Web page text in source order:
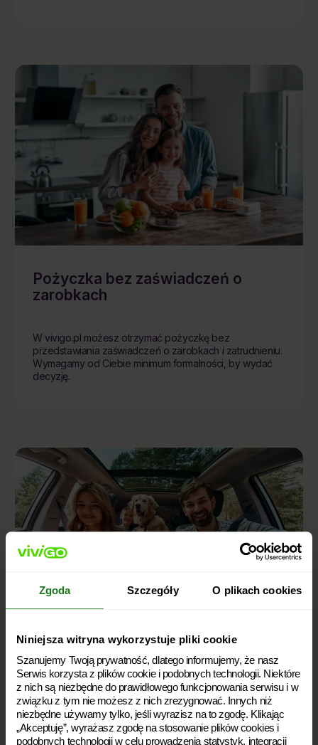
Zgoda Szczegóły O plikach cookies
Niniejsza witryna wykorzystuje pliki cookie
Szanujemy Twoją prywatność, dlatego informujemy, że nasz
Serwis korzysta z plików cookie i podobnych technologii. Niektóre
z nich są niezbędne do prawidłowego funkcjonowania serwisu i w
związku z tym nie możesz z nich zrezygnować. Innych niż
niezbędne używamy tylko, jeśli wyrazisz na to zgodę. Klikając
„Akceptuję”, wyrażasz zgodę na stosowanie plików cookies i
podobnych technologii w celu prowadzenia statystyk, integracji
Pożyczka bez zaświadczeń o
zarobkach
W vivigo.pl możesz otrzymać pożyczkę bez
przedstawiania zaświadczeń o zarobkach i zatrudnieniu.
Wymagamy od Ciebie minimum formalności, by wydać
decyzję.
Pożyczka bez weryfikacji konta i
bez przelewu identyfikacyjnego
Czy pożyczka bez weryfikacji konta bankowego jest